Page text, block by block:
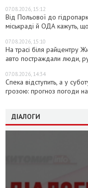
07.08.2026, 15:12
Від Польової до
міськраді й ОДА кажуть,
07.08.2026, 15:10
На трасі біля райцентру
авто постраждали люди,
07.08.2026, 14:34
Спека відступить, а у
грозою: прогноз погоди на
ДІАЛОГИ